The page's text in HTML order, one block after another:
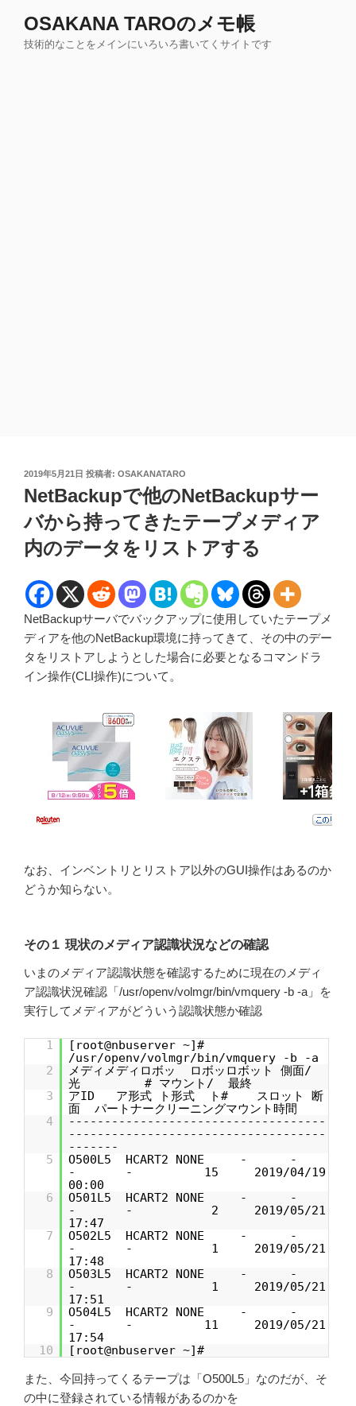
OSAKANA TAROのメモ帳
技術的なことをメインにいろいろ書いてくサイトです
投
稿
日:
2019年5月21日 投稿者: OSAKANATARO
NetBackupで他のNetBackupサー
バから持ってきたテープメディア
内のデータをリストアする
NetBackupサーバでバックアップに使用していたテープメ
ディアを他のNetBackup環境に持ってきて、その中のデー
タをリストアしようとした場合に必要となるコマンドラ
イン操作(CLI操作)について。
なお、インベントリとリストア以外のGUI操作はあるのか
どうか知らない。
その１ 現状のメディア認識状況などの確認
いまのメディア認識状態を確認するために現在のメディ
ア認識状況確認「/usr/openv/volmgr/bin/vmquery -b -a」を
実行してメディアがどういう認識状態か確認
1
[root@nbuserver ~]#
/usr/openv/volmgr/bin/vmquery -b -a
2
メディメディロボッ ロボッロボット 側面/
光 # マウント/ 最終
3
アID ア形式 ト形式 ト# スロット 断
面 パートナークリーニングマウント時間
4
------------------------------------
------------------------------------
-------
5
O500L5 HCART2 NONE - -
- - 15 2019/04/19
00:00
6
O501L5 HCART2 NONE - -
- - 2 2019/05/21
17:47
7
O502L5 HCART2 NONE - -
- - 1 2019/05/21
17:48
8
O503L5 HCART2 NONE - -
- - 1 2019/05/21
17:51
9
O504L5 HCART2 NONE - -
- - 11 2019/05/21
17:54
10
[root@nbuserver ~]#
また、今回持ってくるテープは「O500L5」なのだが、そ
の中に登録されている情報があるのかを